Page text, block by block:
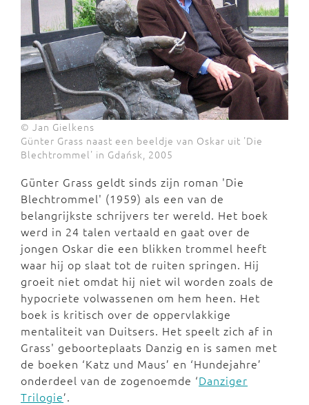
© Jan Gielkens
Günter Grass naast een beeldje van Oskar uit 'Die
Blechtrommel' in Gdańsk, 2005
Günter Grass geldt sinds zijn roman 'Die
Blechtrommel' (1959) als een van de
belangrijkste schrijvers ter wereld. Het boek
werd in 24 talen vertaald en gaat over de
jongen Oskar die een blikken trommel heeft
waar hij op slaat tot de ruiten springen. Hij
groeit niet omdat hij niet wil worden zoals de
hypocriete volwassenen om hem heen. Het
boek is kritisch over de oppervlakkige
mentaliteit van Duitsers. Het speelt zich af in
Grass' geboorteplaats Danzig en is samen met
de boeken ‘Katz und Maus’ en ‘Hundejahre’
onderdeel van de zogenoemde ‘Danziger
Trilogie’.